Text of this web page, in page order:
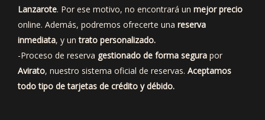
Lanzarote. Por ese motivo, no encontrará un mejor precio
online. Además, podremos ofrecerte una reserva
inmediata, y untrato personalizado.
-Proceso de reserva gestionado de forma segura por
Avirato, nuestro sistema oficial de reservas. Aceptamos
todo tipo de tarjetas de crédito y débido.